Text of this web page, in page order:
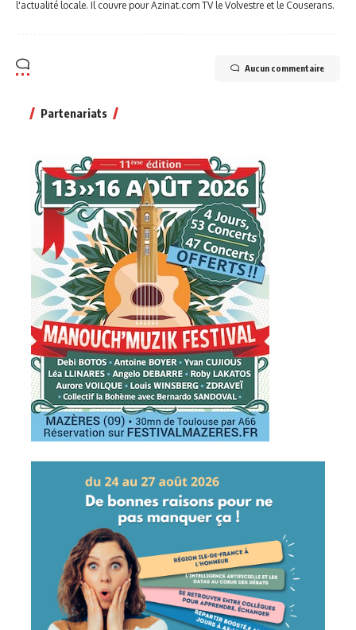
l'actualité locale. Il couvre pour Azinat.com TV le Volvestre et le Couserans.
Aucun commentaire
Partenariats